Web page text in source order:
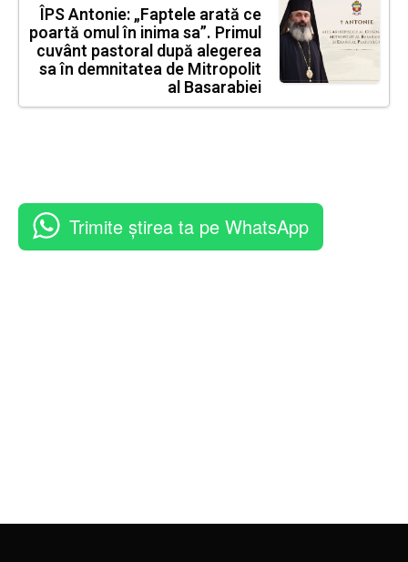
ÎPS Antonie: „Faptele arată ce
poartă omul în inima sa”. Primul
cuvânt pastoral după alegerea
sa în demnitatea de Mitropolit
al Basarabiei
Trimite știrea ta pe WhatsApp